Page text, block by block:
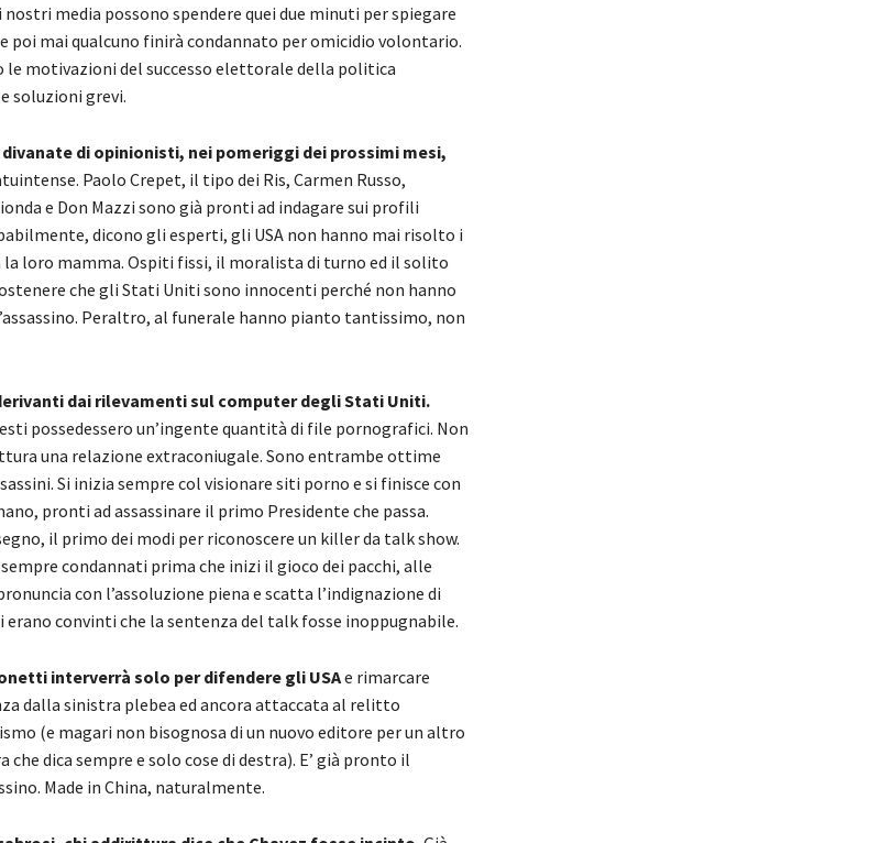
media possono spendere quei due minuti per spiegare
poi mai qualcuno finirà condannato per omicidio volontario.
le motivazioni del successo elettorale della politica
soluzioni grevi.
di opinionisti, nei pomeriggi dei prossimi mesi,
Paolo Crepet, il tipo dei Ris, Carmen Russo,
e Don Mazzi sono già pronti ad indagare sui profili
dicono gli esperti, gli USA non hanno mai risolto i
loro mamma. Ospiti fissi, il moralista di turno ed il solito
che gli Stati Uniti sono innocenti perché non hanno
Peraltro, al funerale hanno pianto tantissimo, non
dai rilevamenti sul computer degli Stati Uniti.
possedessero un’ingente quantità di file pornografici. Non
una relazione extraconiugale. Sono entrambe ottime
Si inizia sempre col visionare siti porno e si finisce con
pronti ad assassinare il primo Presidente che passa.
il primo dei modi per riconoscere un killer da talk show.
condannati prima che inizi il gioco dei pacchi, alle
con l’assoluzione piena e scatta l’indignazione di
convinti che la sentenza del talk fosse inoppugnabile.
interverrà solo per difendere gli USAe rimarcare
dalla sinistra plebea ed ancora attaccata al relitto
(e magari non bisognosa di un nuovo editore per un altro
dica sempre e solo cose di destra). E’ già pronto il
Made in China, naturalmente.